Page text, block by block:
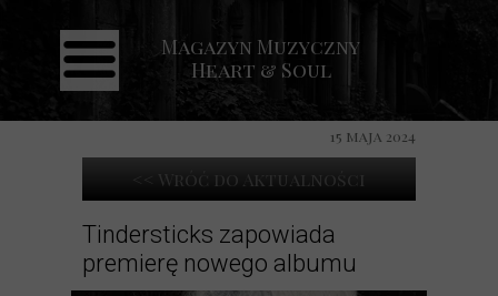
Strona główna
Aktualności
Koncerty
Galeria
Kontakt
Magazyn Muzyczny
Heart & Soul
Tindersticks zapowiada
premierę nowego albumu
<< Wróć do Aktualności
15 maja 2024